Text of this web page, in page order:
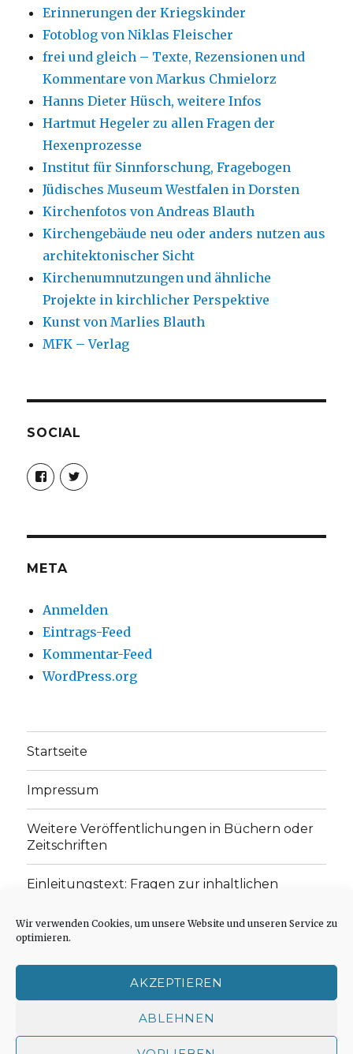
Wir verwenden Cookies, um unsere Website und unseren Service zu
optimieren.
AKZEPTIEREN
ABLEHNEN
Erinnerungen der Kriegskinder
Fotoblog von Niklas Fleischer
frei und gleich – Texte, Rezensionen und
Kommentare von Markus Chmielorz
Hanns Dieter Hüsch, weitere Infos
Hartmut Hegeler zu allen Fragen der
Hexenprozesse
Institut für Sinnforschung, Fragebogen
Jüdisches Museum Westfalen in Dorsten
Kirchenfotos von Andreas Blauth
Kirchengebäude neu oder anders nutzen aus
architektonischer Sicht
Kirchenumnutzungen und ähnliche
Projekte in kirchlicher Perspektive
Kunst von Marlies Blauth
MFK – Verlag
SOCIAL
Profil
von
christoph.fleischer1
anzeigen
Profil
von
anzeigen
META
Anmelden
Eintrags-Feed
Kommentar-Feed
WordPress.org
Startseite
Impressum
Weitere Veröffentlichungen in Büchern oder
Zeitschriften
Einleitungstext: Fragen zur inhaltlichen
„schwachen Glaubens“
Cookie-Richtlinie (EU)